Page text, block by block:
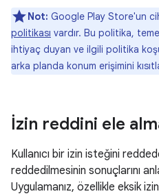
Not: Google Play Store'un
politikası vardır. Bu politika,
ihtiyaç duyan ve ilgili politika
arka planda konum erişimini
İzin reddini ele
Kullanıcı bir izin isteğini
reddedilmesinin sonuçlarını
Uygulamanız, özellikle eksik